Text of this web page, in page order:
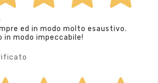
ed in modo molto esaustivo.
modo impeccabile!